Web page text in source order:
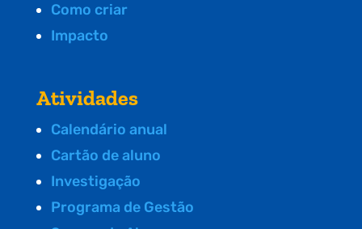
Como criar
Impacto
Atividades
Calendário anual
Cartão de aluno
Investigação
Programa de Gestão